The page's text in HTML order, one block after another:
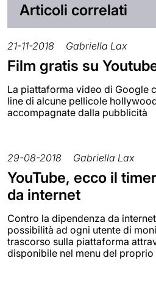
Articoli correlati
21-11-2018 Gabriella Lax
Film gratis su
La piattaforma video di Google
line di alcune pellicole
accompagnate dalla pubblicità
29-08-2018 Gabriella Lax
YouTube, ecco il
da internet
Contro la dipendenza da
possibilità ad ogni utente di
trascorso sulla piattaforma
disponibile nel menu del